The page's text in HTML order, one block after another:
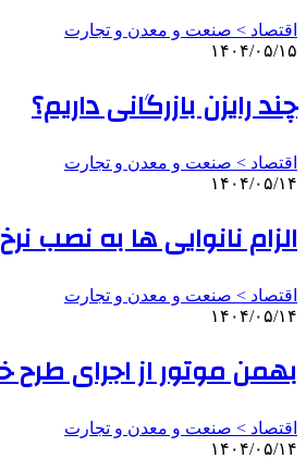
اقتصاد > صنعت و معدن و تجارت
۱۴۰۴/۰۵/۱۵
چند رایزن بازرگانی داریم؟
اقتصاد > صنعت و معدن و تجارت
۱۴۰۴/۰۵/۱۴
الزام نانوایی ها به نصب
اقتصاد > صنعت و معدن و تجارت
۱۴۰۴/۰۵/۱۴
بهمن موتور از اجرای طرح خدمات
اقتصاد > صنعت و معدن و تجارت
۱۴۰۴/۰۵/۱۴